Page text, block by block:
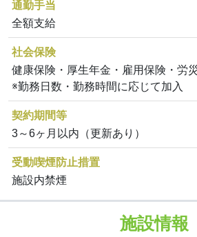
通勤手当
全額支給
社会保険
健康保険・厚生年金・雇用保険・労
※勤務日数・勤務時間に応じて加入
契約期間等
3～6ヶ月以内（更新あり）
受動喫煙防止措置
施設内禁煙
施設情報